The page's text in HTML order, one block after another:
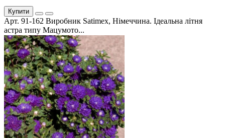
Купити
Арт. 91-162 Виробник Satimex, Німеччина. Ідеальна літня
астра типу Мацумото...